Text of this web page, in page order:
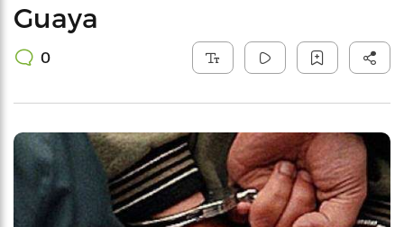
Guaya
0